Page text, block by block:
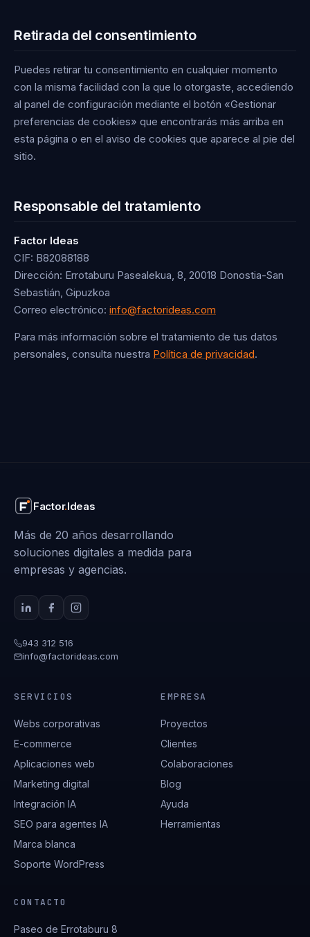
Retirada del consentimiento
Puedes retirar tu consentimiento en cualquier momento
con la misma facilidad con la que lo otorgaste, accediendo
al panel de configuración mediante el botón «Gestionar
preferencias de cookies» que encontrarás más arriba en
esta página o en el aviso de cookies que aparece al pie del
sitio.
Responsable del tratamiento
Factor Ideas
CIF: B82088188
Dirección: Errotaburu Pasealekua, 8, 20018 Donostia-San
Sebastián, Gipuzkoa
Correo electrónico: info@factorideas.com
Para más información sobre el tratamiento de tus datos
personales, consulta nuestra Política de privacidad.
Factor.Ideas
Más de 20 años desarrollando
soluciones digitales a medida para
empresas y agencias.
943 312 516
info@factorideas.com
SERVICIOS
Webs corporativas
E-commerce
Aplicaciones web
Marketing digital
Integración IA
SEO para agentes IA
Marca blanca
Soporte WordPress
EMPRESA
Proyectos
Clientes
Colaboraciones
Blog
Ayuda
Herramientas
CONTACTO
Paseo de Errotaburu 8